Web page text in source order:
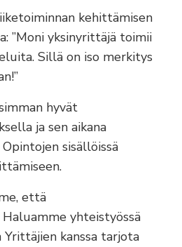
kehittämisen
”Moni yksinyrittäjä toimii
Sillä on iso merkitys
hyvät
ja sen aikana
sisällöissä
että
yhteistyössä
Yrittäjien kanssa tarjota